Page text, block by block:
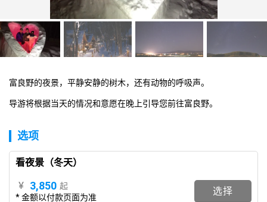
富良野的夜景，平静安静的树木，还有动物的呼吸声。
导游将根据当天的情况和意愿在晚上引导您前往富良野。
选项
看夜景（冬天）
¥ 3,850 起
* 金额以付款页面为准
选择